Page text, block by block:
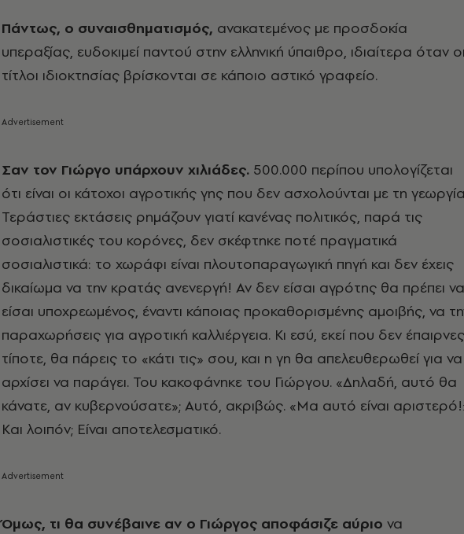
Πάντως, ο συναισθηματισμός, ανακατεμένος με προσδοκία
υπεραξίας, ευδοκιμεί παντού στην ελληνική ύπαιθρο, ιδιαίτερα όταν οι
τίτλοι ιδιοκτησίας βρίσκονται σε κάποιο αστικό γραφείο.
Σαν τον Γιώργο υπάρχουν χιλιάδες. 500.000 περίπου υπολογίζεται
ότι είναι οι κάτοχοι αγροτικής γης που δεν ασχολούνται με τη
Τεράστιες εκτάσεις ρημάζουν γιατί κανένας πολιτικός, παρά τις
σοσιαλιστικές του κορόνες, δεν σκέφτηκε ποτέ πραγματικά
σοσιαλιστικά: το χωράφι είναι πλουτοπαραγωγική πηγή και δεν έχεις
δικαίωμα να την κρατάς ανενεργή! Αν δεν είσαι αγρότης θα πρέπει να
είσαι υποχρεωμένος, έναντι κάποιας προκαθορισμένης αμοιβής, να
παραχωρήσεις για αγροτική καλλιέργεια. Κι εσύ, εκεί που δεν έπαιρνες
τίποτε, θα πάρεις το «κάτι τις» σου, και η γη θα απελευθερωθεί για να
αρχίσει να παράγει. Του κακοφάνηκε του Γιώργου. «Δηλαδή, αυτό θα
κάνατε, αν κυβερνούσατε»; Αυτό, ακριβώς. «Μα αυτό είναι
Και λοιπόν; Είναι αποτελεσματικό.
Όμως, τι θα συνέβαινε αν ο Γιώργος αποφάσιζε αύριο να